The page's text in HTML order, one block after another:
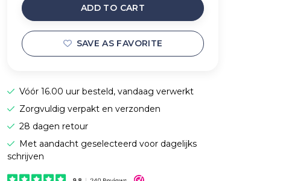
ADD TO CART
SAVE AS FAVORITE
Vóór 16.00 uur besteld, vandaag verwerkt
Zorgvuldig verpakt en verzonden
28 dagen retour
Met aandacht geselecteerd voor dagelijks
schrijven